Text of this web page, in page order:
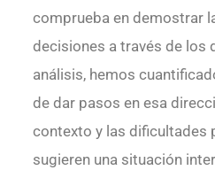
comprueba en demostrar
decisiones a través de los
análisis, hemos
de dar pasos en esa
contexto y las dificultades
sugieren una situación